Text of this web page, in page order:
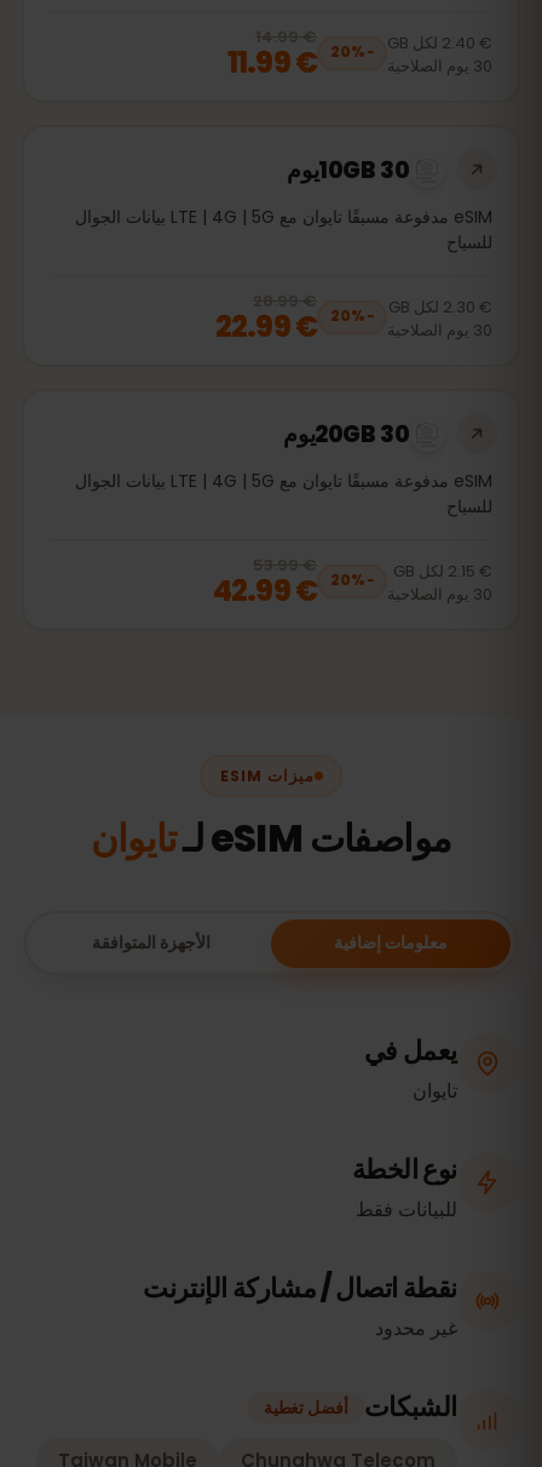
€ 2.40 لكل GB
30 يوم الصلاحية
−
20%
20% off, was
€ 11.99 € 14.99
€ 11.99
10GB 30يوم
eSIM مدفوعة مسبقًا تايوان مع LTE | 4G | 5G بيانات الجوال
للسياح
€ 2.30 لكل GB
30 يوم الصلاحية
−
20%
20% off, was
€ 22.99 € 28.99
€ 22.99
20GB 30يوم
eSIM مدفوعة مسبقًا تايوان مع LTE | 4G | 5G بيانات الجوال
للسياح
€ 2.15 لكل GB
30 يوم الصلاحية
−
20%
20% off, was
€ 42.99 € 53.99
€ 42.99
ميزات ESIM
مواصفات eSIM لـ تايوان
معلومات إضافية الأجهزة المتوافقة
يعمل في
تايوان
نوع الخطة
للبيانات فقط
نقطة اتصال / مشاركة الإنترنت
غير محدود
الشبكات أفضل تغطية
Chunghwa Telecom
Taiwan Mobile